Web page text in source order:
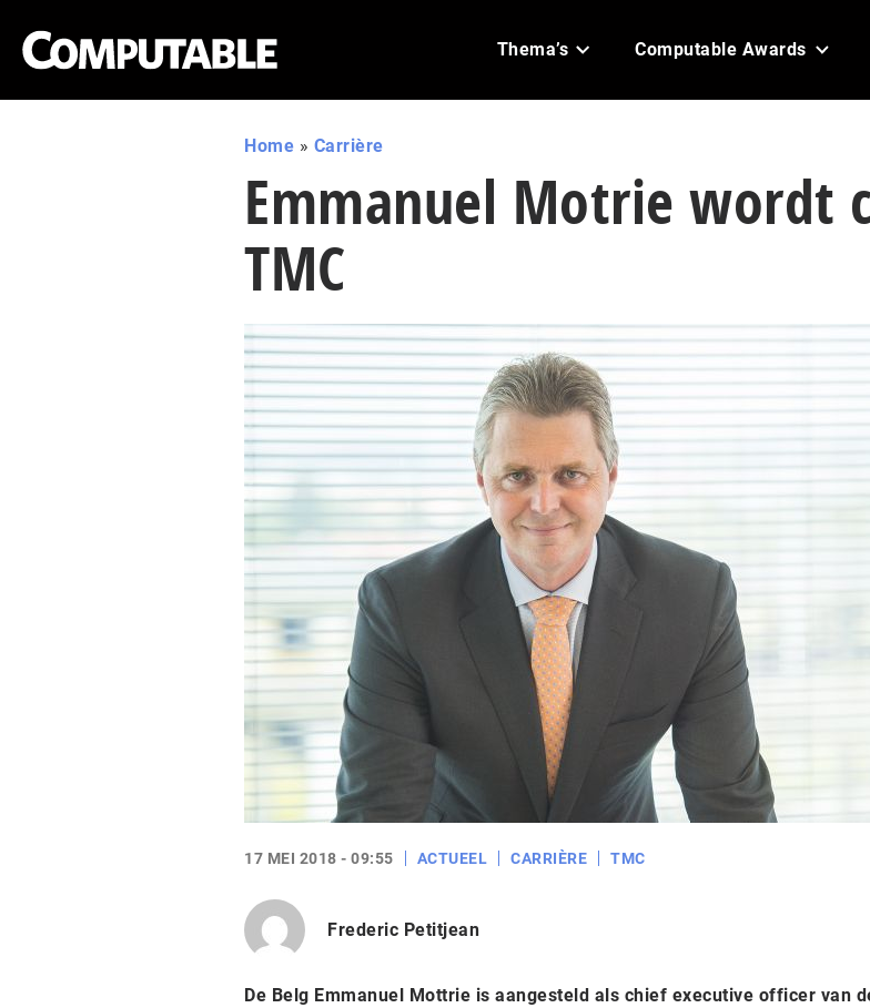
Thema’s Computable Awards
Home » Carrière
Emmanuel Motrie wordt
TMC
17 MEI 2018 - 09:55 ACTUEEL CARRIÈRE TMC
Frederic Petitjean
De Belg Emmanuel Mottrie is aangesteld als chief executive officer van